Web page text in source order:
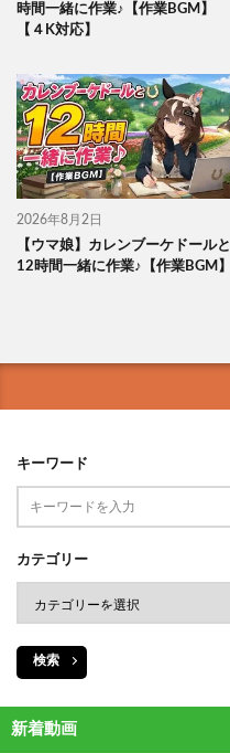
時間一緒に作業♪【作業BGM】
【４K対応】
2026年8月2日
【ウマ娘】カレンブーケドールと
12時間一緒に作業♪【作業BGM】
キーワード
カテゴリー
検索
新着動画